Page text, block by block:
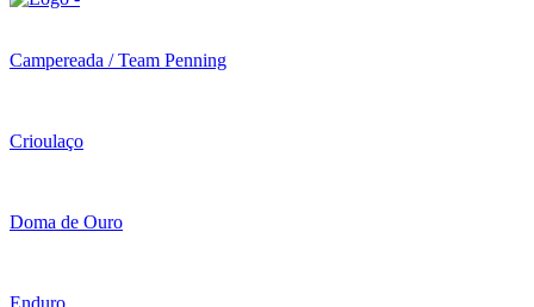
Campereada / Team Penning
Crioulaço
Doma de Ouro
Enduro